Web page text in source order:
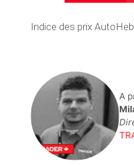
Indice des prix
A